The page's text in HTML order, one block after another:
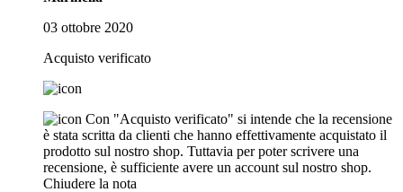
03 ottobre 2020
Acquisto verificato
Con "Acquisto verificato" si intende che la recensione
è stata scritta da clienti che hanno effettivamente acquistato il
prodotto sul nostro shop. Tuttavia per poter scrivere una
recensione, è sufficiente avere un account sul nostro shop.
Chiudere la nota